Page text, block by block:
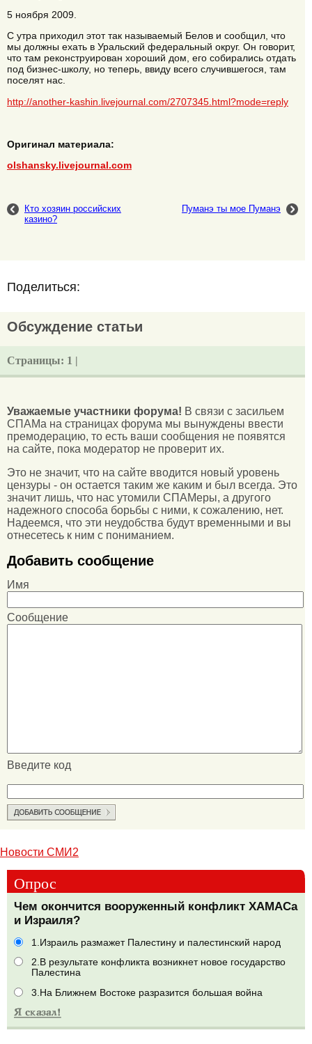
5 ноября 2009.
С утра приходил этот так называемый Белов и сообщил, что
мы должны ехать в Уральский федеральный округ. Он говорит,
что там реконструирован хороший дом, его собирались отдать
под бизнес-школу, но теперь, ввиду всего случившегося, там
поселят нас.
http://another-kashin.livejournal.com/2707345.html?mode=reply
Оригинал материала:
olshansky.livejournal.com
Кто хозяин российских
казино?
Пуманэ ты мое Пуманэ
Поделиться:
Обсуждение статьи
Страницы: 1 |
Уважаемые участники форума! В связи с засильем
СПАМа на страницах форума мы вынуждены ввести
премодерацию, то есть ваши сообщения не появятся
на сайте, пока модератор не проверит их.
Это не значит, что на сайте вводится новый уровень
цензуры - он остается таким же каким и был всегда. Это
значит лишь, что нас утомили СПАМеры, а другого
надежного способа борьбы с ними, к сожалению, нет.
Надеемся, что эти неудобства будут временными и вы
отнесетесь к ним с пониманием.
Добавить сообщение
Имя
Сообщение
Введите код
Новости СМИ2
Опрос
Чем окончится вооруженный конфликт ХАМАСа
и Израиля?
1.Израиль размажет Палестину и палестинский народ
2.В результате конфликта возникнет новое государство
Палестина
3.На Ближнем Востоке разразится большая война